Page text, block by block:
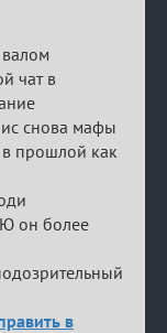
чат в
снова мафы
в прошлой как
он более
в